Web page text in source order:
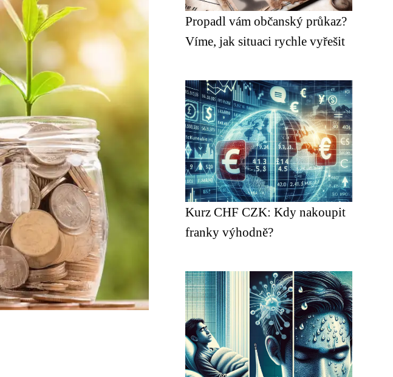
Propadl vám občanský průkaz?
Víme, jak situaci rychle vyřešit
Kurz CHF CZK: Kdy nakoupit
franky výhodně?